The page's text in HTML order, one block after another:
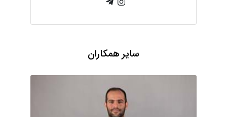
سایر همکاران